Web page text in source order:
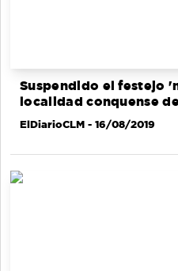
Suspendido el festejo
localidad conquense
ElDiarioCLM - 16/08/2019